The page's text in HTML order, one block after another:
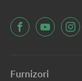
Furnizori